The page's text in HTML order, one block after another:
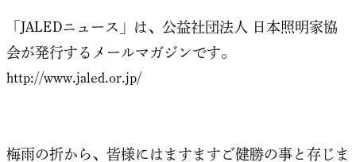
「JALEDニュース」は、公益社団法人 日本照明家協
会が発行するメールマガジンです。
http://www.jaled.or.jp/
梅雨の折から、皆様にはますますご健勝の事と存じま